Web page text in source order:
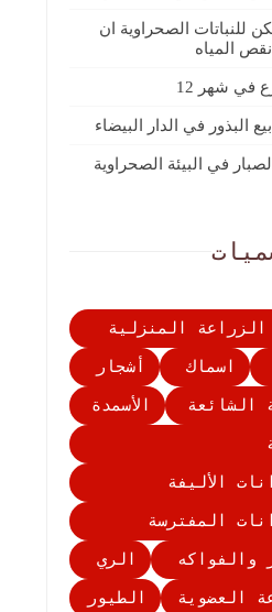
للنباتات الصحراوية ان
المياه
في شهر 12
البذور في الدار البيضاء
في البيئة الصحراوية
الزراعة المنزلية
اسماك
أشجار
الشائعة
الأسمدة
الأليفة
المفترسة
والفواكه
الري
العضوية
الطيور